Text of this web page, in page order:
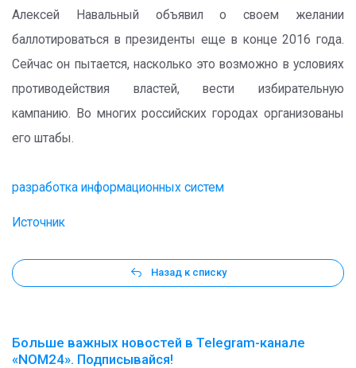
Алексей Навальный объявил о своем желании
баллотироваться в президенты еще в конце 2016 года.
Сейчас он пытается, насколько это возможно в условиях
противодействия властей, вести избирательную
кампанию. Во многих российских городах организованы
его штабы.
разработка информационных систем
Источник
Назад к списку
Больше важных новостей в Telegram-канале
«NOM24». Подписывайся!